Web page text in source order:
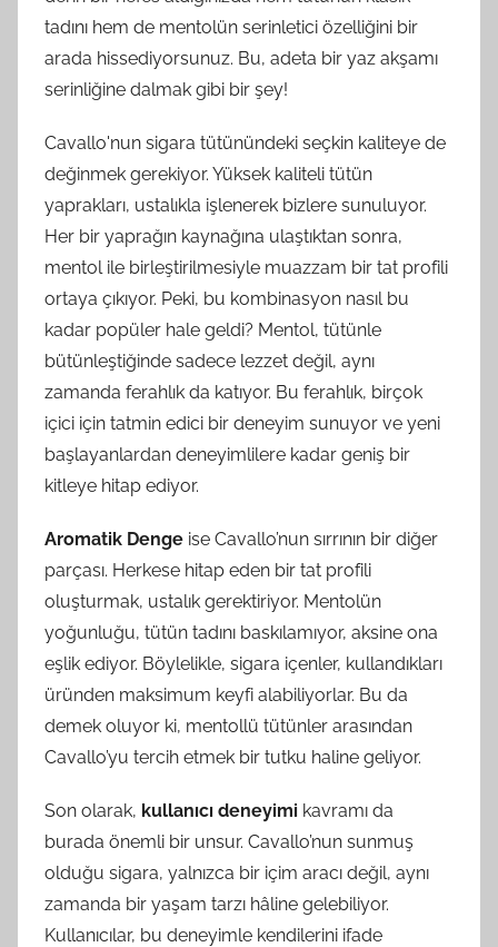
tadını hem de mentolün serinletici özelliğini bir
arada hissediyorsunuz. Bu, adeta bir yaz akşamı
serinliğine dalmak gibi bir şey!
Cavallo'nun sigara tütünündeki seçkin kaliteye de
değinmek gerekiyor. Yüksek kaliteli tütün
yaprakları, ustalıkla işlenerek bizlere sunuluyor.
Her bir yaprağın kaynağına ulaştıktan sonra,
mentol ile birleştirilmesiyle muazzam bir tat profili
ortaya çıkıyor. Peki, bu kombinasyon nasıl bu
kadar popüler hale geldi? Mentol, tütünle
bütünleştiğinde sadece lezzet değil, aynı
zamanda ferahlık da katıyor. Bu ferahlık, birçok
içici için tatmin edici bir deneyim sunuyor ve yeni
başlayanlardan deneyimlilere kadar geniş bir
kitleye hitap ediyor.
Aromatik Denge ise Cavallo’nun sırrının bir diğer
parçası. Herkese hitap eden bir tat profili
oluşturmak, ustalık gerektiriyor. Mentolün
yoğunluğu, tütün tadını baskılamıyor, aksine ona
eşlik ediyor. Böylelikle, sigara içenler, kullandıkları
üründen maksimum keyfi alabiliyorlar. Bu da
demek oluyor ki, mentollü tütünler arasından
Cavallo’yu tercih etmek bir tutku haline geliyor.
Son olarak, kullanıcı deneyimi kavramı da
burada önemli bir unsur. Cavallo’nun sunmuş
olduğu sigara, yalnızca bir içim aracı değil, aynı
zamanda bir yaşam tarzı hâline gelebiliyor.
Kullanıcılar, bu deneyimle kendilerini ifade